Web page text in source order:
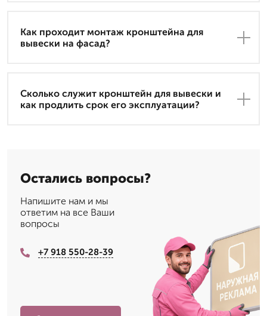
Как проходит монтаж кронштейна для
вывески на фасад?
Сколько служит кронштейн для вывески и
как продлить срок его эксплуатации?
Остались вопросы?
Напишите нам и мы
ответим на все Ваши
вопросы
+7 918 550-28-39